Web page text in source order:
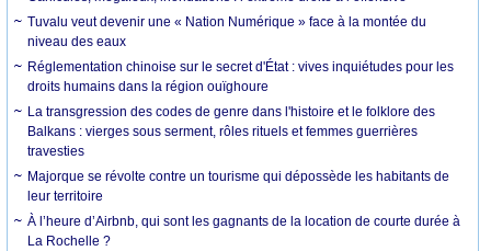
Tuvalu veut devenir une « Nation Numérique » face à la montée du
niveau des eaux
Réglementation chinoise sur le secret d'État : vives inquiétudes pour les
droits humains dans la région ouïghoure
La transgression des codes de genre dans l'histoire et le folklore des
Balkans : vierges sous serment, rôles rituels et femmes guerrières
travesties
Majorque se révolte contre un tourisme qui dépossède les habitants de
leur territoire
À l’heure d’Airbnb, qui sont les gagnants de la location de courte durée à
La Rochelle ?